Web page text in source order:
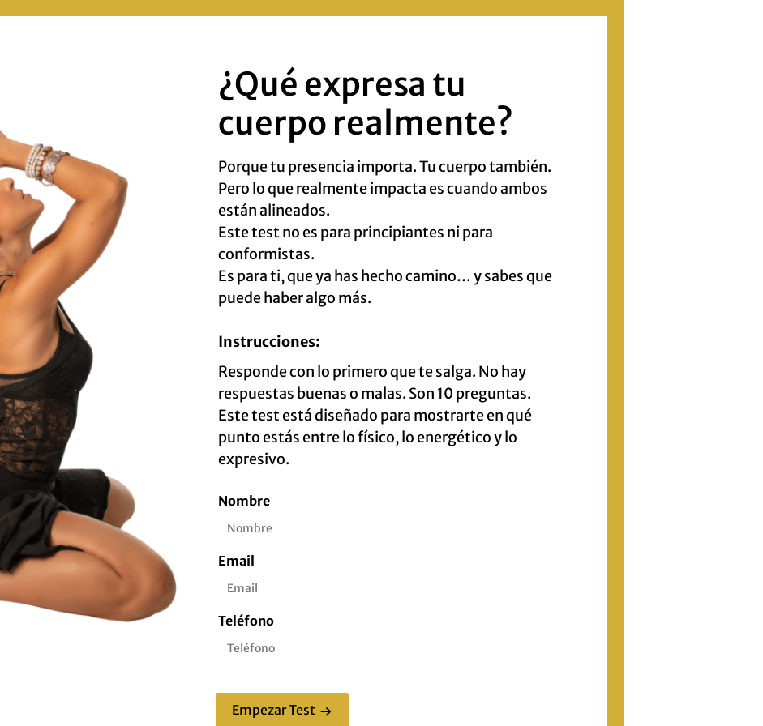
¿Qué expresa tu
cuerpo realmente?
Porque tu presencia importa. Tu cuerpo también.
Pero lo que realmente impacta es cuando ambos
están alineados.
Este test no es para principiantes ni para
conformistas.
Es para ti, que ya has hecho camino… y sabes que
puede haber algo más.
Instrucciones:
Responde con lo primero que te salga. No hay
respuestas buenas o malas. Son 10 preguntas.
Este test está diseñado para mostrarte en qué
punto estás entre lo físico, lo energético y lo
expresivo.
Nombre
Email
Teléfono
Empezar Test